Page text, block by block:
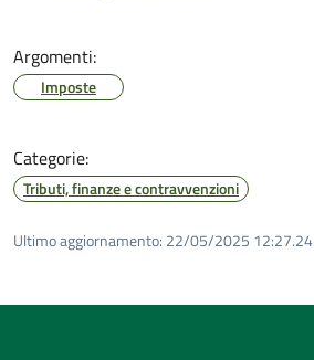
Argomenti:
Imposte
Categorie:
Tributi, finanze e contravvenzioni
Ultimo aggiornamento: 22/05/2025 12:27.24